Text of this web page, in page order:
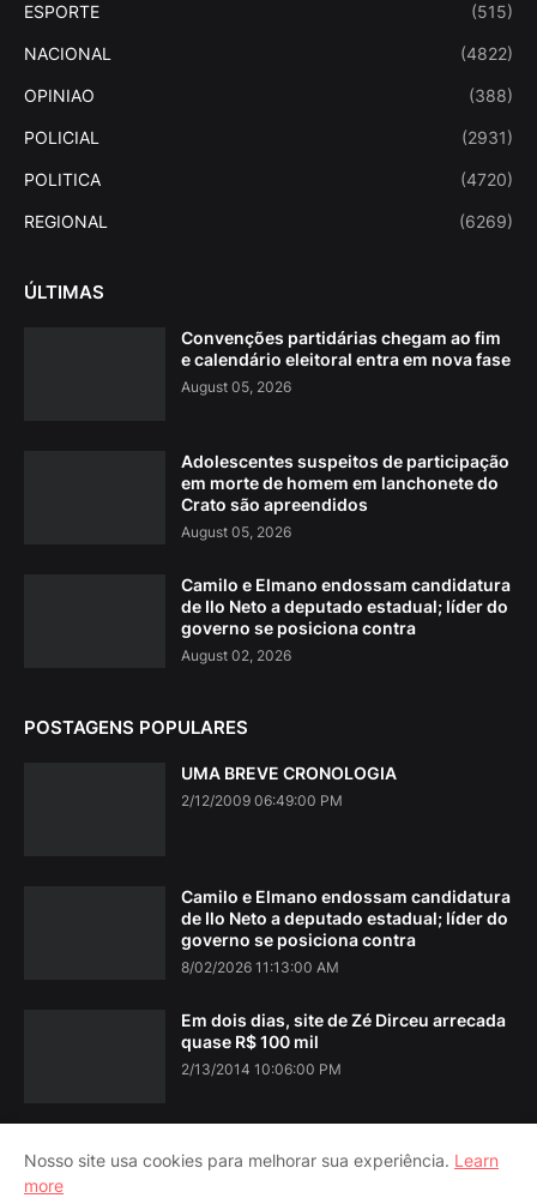
ESPORTE (515)
NACIONAL (4822)
OPINIAO (388)
POLICIAL (2931)
POLITICA (4720)
REGIONAL (6269)
ÚLTIMAS
Convenções partidárias chegam ao fim
e calendário eleitoral entra em nova fase
August 05, 2026
Adolescentes suspeitos de participação
em morte de homem em lanchonete do
Crato são apreendidos
August 05, 2026
Camilo e Elmano endossam candidatura
de Ilo Neto a deputado estadual; líder do
governo se posiciona contra
August 02, 2026
POSTAGENS POPULARES
UMA BREVE CRONOLOGIA
2/12/2009 06:49:00 PM
Camilo e Elmano endossam candidatura
de Ilo Neto a deputado estadual; líder do
governo se posiciona contra
8/02/2026 11:13:00 AM
Em dois dias, site de Zé Dirceu arrecada
quase R$ 100 mil
2/13/2014 10:06:00 PM
Nosso site usa cookies para melhorar sua experiência. Learn
more